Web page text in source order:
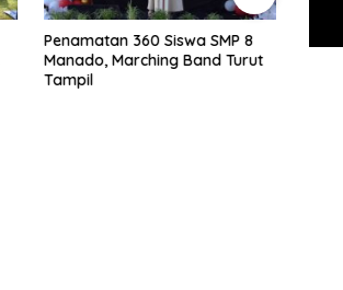
Penamatan 360 Siswa SMP 8
Manado, Marching Band Turut
Tampil